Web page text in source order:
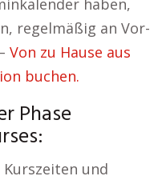
haben,
regelmäßig an Vor-
Von zu Hause aus
buchen.
Phase
und